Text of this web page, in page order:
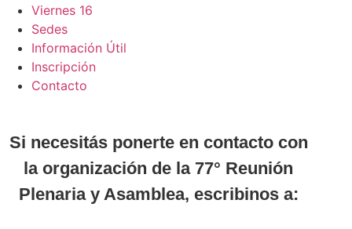
Viernes 16
Sedes
Información Útil
Inscripción
Contacto
Si necesitás ponerte en contacto con
la organización de la 77° Reunión
Plenaria y Asamblea, escribinos a: